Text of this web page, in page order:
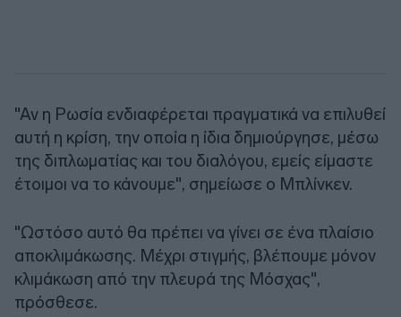
"Αν η Ρωσία ενδιαφέρεται πραγματικά να επιλυθεί
αυτή η κρίση, την οποία η ίδια δημιούργησε, μέσω
της διπλωματίας και του διαλόγου, εμείς είμαστε
έτοιμοι να το κάνουμε", σημείωσε ο Μπλίνκεν.
"Ωστόσο αυτό θα πρέπει να γίνει σε ένα πλαίσιο
αποκλιμάκωσης. Μέχρι στιγμής, βλέπουμε μόνον
κλιμάκωση από την πλευρά της Μόσχας",
πρόσθεσε.